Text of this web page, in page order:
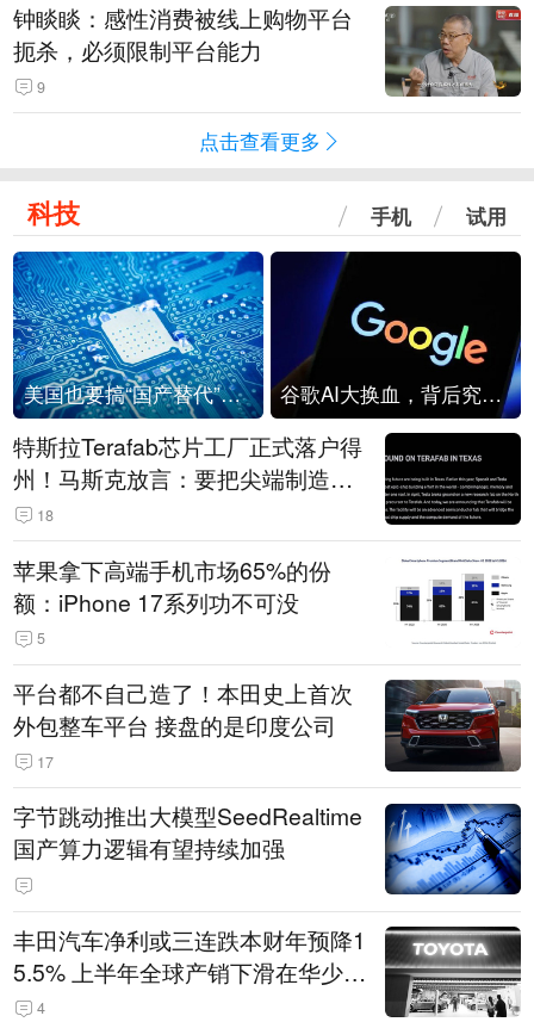
钟睒睒：感性消费被线上购物平台
扼杀，必须限制平台能力
9
点击查看更多
科技 手机 试用
美国也要搞“国产替代”？先算清三笔账 谷歌AI大换血，背后究竟发生了什么？
特斯拉Terafab芯片工厂正式落户得
州！马斯克放言：要把尖端制造带
回美国
18
苹果拿下高端手机市场65%的份
额：iPhone 17系列功不可没
5
平台都不自己造了！本田史上首次
外包整车平台 接盘的是印度公司
17
字节跳动推出大模型SeedRealtime
国产算力逻辑有望持续加强
丰田汽车净利或三连跌本财年预降1
5.5% 上半年全球产销下滑在华少卖
14.3万辆
4